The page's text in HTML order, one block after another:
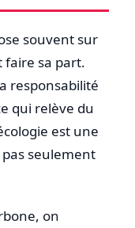
souvent sur
faire sa part.
responsabilité
qui relève du
est une
seulement
on